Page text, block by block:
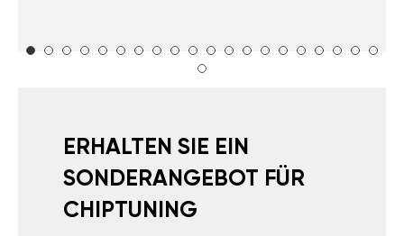
ERHALTEN SIE EIN
SONDERANGEBOT FÜR
CHIPTUNING